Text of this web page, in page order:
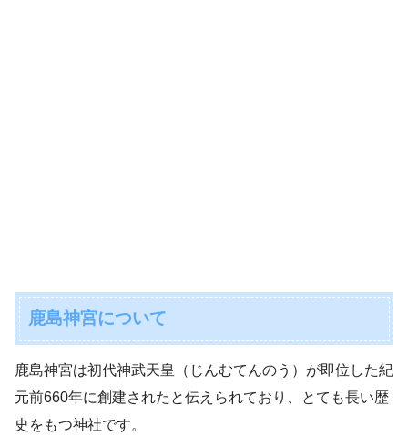
鹿島神宮について
鹿島神宮は初代神武天皇（じんむてんのう）が即位した紀
元前660年に創建されたと伝えられており、とても長い歴
史をもつ神社です。